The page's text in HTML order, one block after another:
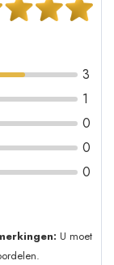
3
1
0
0
0
U moet